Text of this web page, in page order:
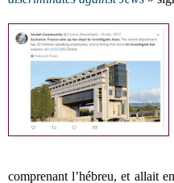
comprenant l’hébreu, et allait